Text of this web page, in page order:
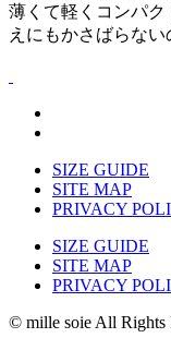
薄くて軽くコンパ
えにもかさばらない
SIZE GUIDE
SITE MAP
PRIVACY
SIZE GUIDE
SITE MAP
PRIVACY
©︎ mille soie All Rights